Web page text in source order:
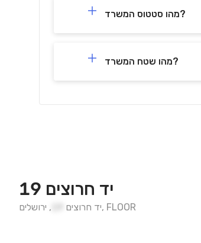
מהו סטטוס המשרד?
מהו שטח המשרד?
יד חרוצים 19
יד חרוצים , ירושלים , FLOOR